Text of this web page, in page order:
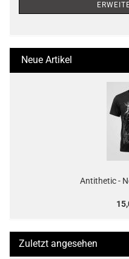
Neue Artikel
Antithetic -
Zuletzt angesehen